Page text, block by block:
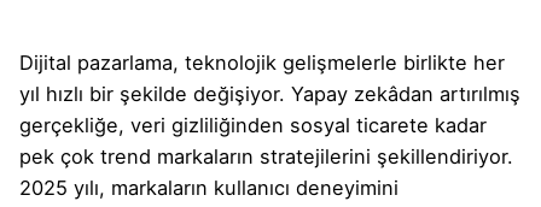
Dijital pazarlama, teknolojik gelişmelerle birlikte her
yıl hızlı bir şekilde değişiyor. Yapay zekâdan artırılmış
gerçekliğe, veri gizliliğinden sosyal ticarete kadar
pek çok trend markaların stratejilerini şekillendiriyor.
2025 yılı, markaların kullanıcı deneyimini